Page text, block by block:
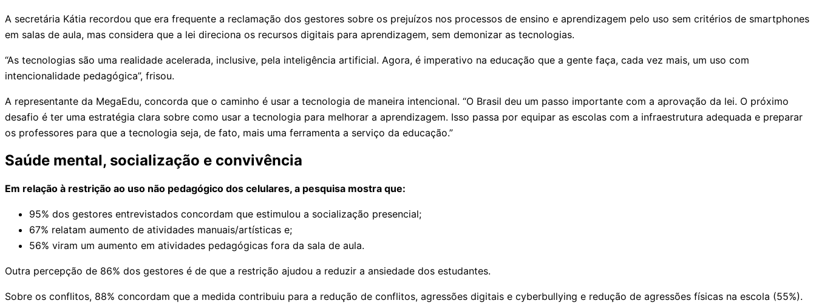
A secretária Kátia recordou que era frequente a reclamação dos gestores sobre os prejuízos nos processos de ensino e aprendizagem pelo uso sem critérios de smartphones
em salas de aula, mas considera que a lei direciona os recursos digitais para aprendizagem, sem demonizar as tecnologias.
“As tecnologias são uma realidade acelerada, inclusive, pela inteligência artificial. Agora, é imperativo na educação que a gente faça, cada vez mais, um uso com
intencionalidade pedagógica”, frisou.
A representante da MegaEdu, concorda que o caminho é usar a tecnologia de maneira intencional. “O Brasil deu um passo importante com a aprovação da lei. O próximo
desafio é ter uma estratégia clara sobre como usar a tecnologia para melhorar a aprendizagem. Isso passa por equipar as escolas com a infraestrutura adequada e preparar
os professores para que a tecnologia seja, de fato, mais uma ferramenta a serviço da educação.”
Saúde mental, socialização e convivência
Em relação à restrição ao uso não pedagógico dos celulares, a pesquisa mostra que:
95% dos gestores entrevistados concordam que estimulou a socialização presencial;
67% relatam aumento de atividades manuais/artísticas e;
56% viram um aumento em atividades pedagógicas fora da sala de aula.
Outra percepção de 86% dos gestores é de que a restrição ajudou a reduzir a ansiedade dos estudantes.
Sobre os conflitos, 88% concordam que a medida contribuiu para a redu­ção de conflitos, agressões digitais e cyberbullying e redução de agressões físicas na escola (55%).